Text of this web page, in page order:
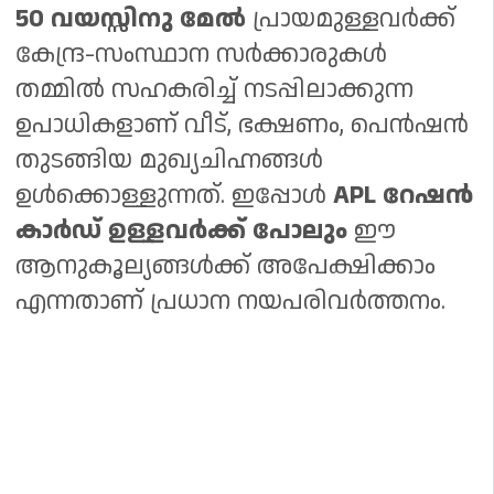
50 വയസ്സിനു മേൽ പ്രായമുള്ളവർക്ക്
കേന്ദ്ര-സംസ്ഥാന സർക്കാരുകൾ
തമ്മിൽ സഹകരിച്ച് നടപ്പിലാക്കുന്ന
ഉപാധികളാണ് വീട്, ഭക്ഷണം, പെൻഷൻ
തുടങ്ങിയ മുഖ്യചിഹ്നങ്ങൾ
ഉൾക്കൊള്ളുന്നത്. ഇപ്പോൾ APL റേഷൻ
കാർഡ് ഉള്ളവർക്ക് പോലും ഈ
ആനുകൂല്യങ്ങൾക്ക് അപേക്ഷിക്കാം
എന്നതാണ് പ്രധാന നയപരിവർത്തനം.